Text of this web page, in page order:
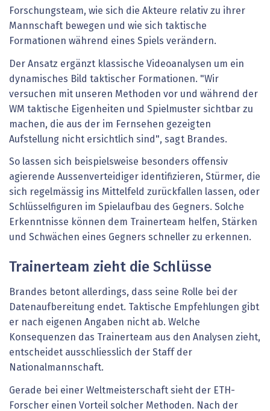
Forschungsteam, wie sich die Akteure relativ zu ihrer
Mannschaft bewegen und wie sich taktische
Formationen während eines Spiels verändern.
Der Ansatz ergänzt klassische Videoanalysen um ein
dynamisches Bild taktischer Formationen. "Wir
versuchen mit unseren Methoden vor und während der
WM taktische Eigenheiten und Spielmuster sichtbar zu
machen, die aus der im Fernsehen gezeigten
Aufstellung nicht ersichtlich sind", sagt Brandes.
So lassen sich beispielsweise besonders offensiv
agierende Aussenverteidiger identifizieren, Stürmer, die
sich regelmässig ins Mittelfeld zurückfallen lassen, oder
Schlüsselfiguren im Spielaufbau des Gegners. Solche
Erkenntnisse können dem Trainerteam helfen, Stärken
und Schwächen eines Gegners schneller zu erkennen.
Trainerteam zieht die Schlüsse
Brandes betont allerdings, dass seine Rolle bei der
Datenaufbereitung endet. Taktische Empfehlungen gibt
er nach eigenen Angaben nicht ab. Welche
Konsequenzen das Trainerteam aus den Analysen zieht,
entscheidet ausschliesslich der Staff der
Nationalmannschaft.
Gerade bei einer Weltmeisterschaft sieht der ETH-
Forscher einen Vorteil solcher Methoden. Nach der